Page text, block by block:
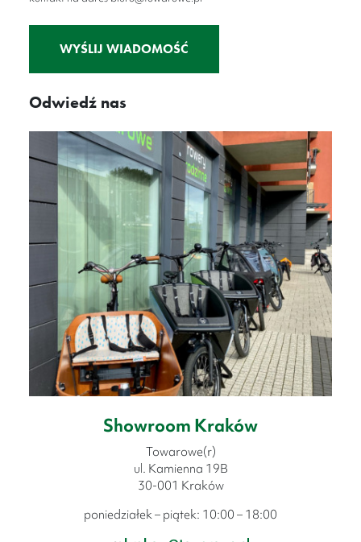
Alternative:
Odwiedź nas
Showroom Kraków
Towarowe(r)
ul. Kamienna 19B
30-001 Kraków
poniedziałek – piątek: 10:00 – 18:00